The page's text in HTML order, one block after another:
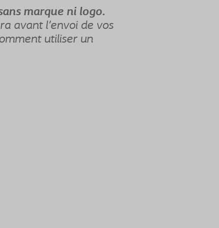
marque ni logo.
avant l'envoi de vos
utiliser un